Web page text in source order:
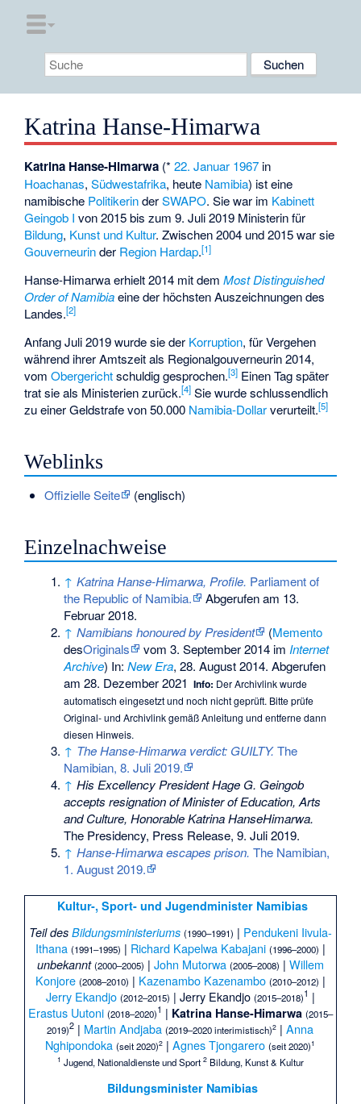
Katrina Hanse-Himarwa
Katrina Hanse-Himarwa (*22. Januar 1967 in
Hoachanas,Südwestafrika, heute Namibia) ist eine
namibische PolitikerinderSWAPO. Sie war im Kabinett
Geingob I von 2015 bis zum 9. Juli 2019 Ministerin für
Bildung, Kunst und Kultur. Zwischen 2004 und 2015 war sie
Gouverneurinder Region Hardap.[1]
Hanse-Himarwa erhielt 2014 mit demMost Distinguished
Order of Namibiaeine der höchsten Auszeichnungen des
Landes.[2]
Anfang Juli 2019 wurde sie der Korruption, für Vergehen
während ihrer Amtszeit als Regionalgouverneurin 2014,
vomObergerichtschuldig gesprochen.[3] Einen Tag später
trat sie als Ministerien zurück.[4] Sie wurde schlussendlich
zu einer Geldstrafe von 50.000 Namibia-Dollarverurteilt.[5]
Weblinks
Offizielle Seite (englisch)
Einzelnachweise
↑ Katrina Hanse-Himarwa, Profile. Parliament of
the Republic of Namibia.
Abgerufen am 13.
Februar 2018.
↑ Namibians honoured by President (Memento
desOriginals vom 3. September 2014 im Internet
Archive) In:New Era, 28. August 2014. Abgerufen
am 28. Dezember 2021 Info: Der Archivlink wurde
automatisch eingesetzt und noch nicht geprüft. Bitte prüfe
Original- und Archivlink gemäßAnleitung und entferne dann
diesen Hinweis.
↑ The Hanse-Himarwa verdict: GUILTY.The
Namibian, 8. Juli 2019.
↑ His Excellency President Hage G. Geingob
accepts resignation of Minister of Education, Arts
and Culture, Honorable Katrina HanseHimarwa.
The Presidency, Press Release, 9. Juli 2019.
↑ Hanse-Himarwa escapes prison. The Namibian,
1. August 2019.
Kultur-, Sport- und Jugendminister Namibias
Teil des Bildungsministeriums (1990–1991) | Pendukeni Iivula-
Ithana (1991–1995) | Richard Kapelwa Kabajani (1996–2000) |
unbekannt (2000–2005) | John Mutorwa (2005–2008) | Willem
Konjore (2008–2010) | Kazenambo Kazenambo (2010–2012) |
Jerry Ekandjo (2012–2015) | Jerry Ekandjo (2015–2018)1 |
Erastus Uutoni (2018–2020)1 | Katrina Hanse-Himarwa (2015–
2019)2 | Martin Andjaba (2019–2020 interimistisch)2 |Anna
Nghipondoka (seit 2020)2 |Agnes Tjongarero (seit 2020)1
1 Jugend, Nationaldienste und Sport 2Bildung, Kunst & Kultur
Bildungsminister Namibias